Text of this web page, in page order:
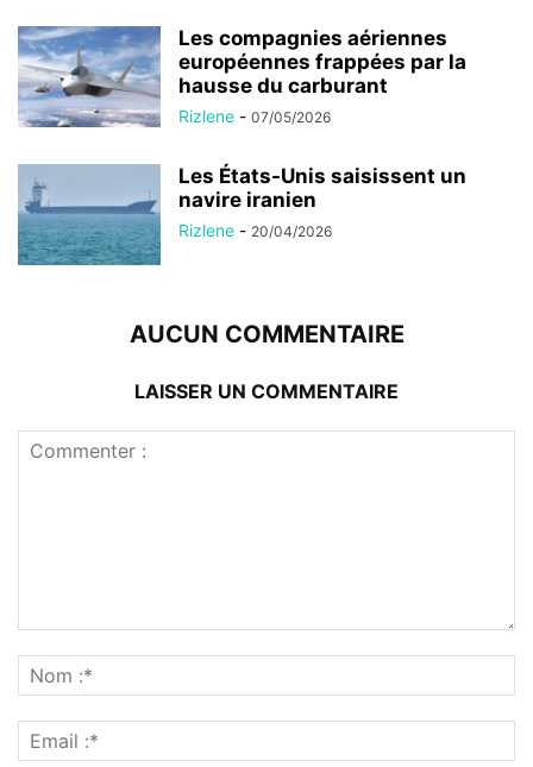
Les compagnies aériennes
européennes frappées par la
hausse du carburant
Rizlene - 07/05/2026
Les États-Unis saisissent un
navire iranien
Rizlene - 20/04/2026
AUCUN COMMENTAIRE
LAISSER UN COMMENTAIRE